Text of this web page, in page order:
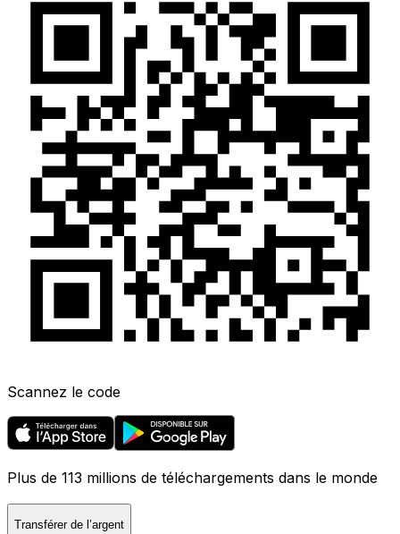
Scannez le code
Plus de 113 millions de téléchargements dans le monde
Transférer de l’argent